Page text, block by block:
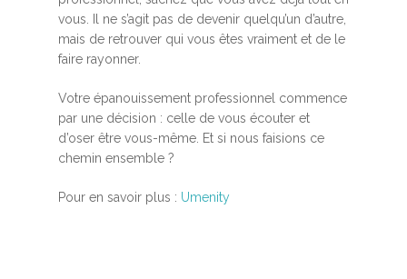
vous. Il ne s’agit pas de devenir quelqu’un d’autre,
mais de retrouver qui vous êtes vraiment et de le
faire rayonner.
Votre épanouissement professionnel commence
par une décision : celle de vous écouter et
d’oser être vous-même. Et si nous faisions ce
chemin ensemble ?
Pour en savoir plus : Umenity
Accueil